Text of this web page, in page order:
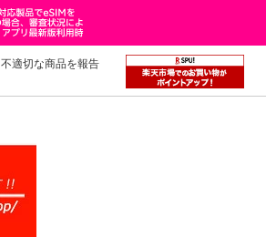
不適切な商品を報告